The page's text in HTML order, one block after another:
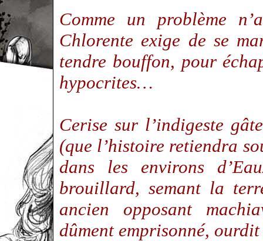
Comme un problème
Chlorente exige de se
tendre bouffon, pour
hypocrites…
Cerise sur l’indigeste
(que l’histoire retiendra
dans les environs
brouillard, semant la
ancien opposant
dûment emprisonné,